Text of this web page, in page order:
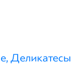
Деликатесы